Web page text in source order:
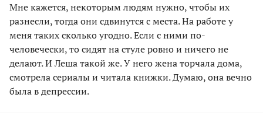
Мне кажется, некоторым людям нужно, чтобы их
разнесли, тогда они сдвинутся с места. На работе у
меня таких сколько угодно. Если с ними по-
человечески, то сидят на стуле ровно и ничего не
делают. И Леша такой же. У него жена торчала дома,
смотрела сериалы и читала книжки. Думаю, она вечно
была в депрессии.